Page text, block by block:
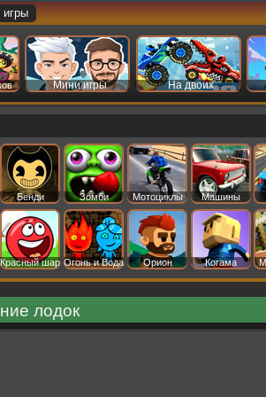
Мини игры На двоих
Бенди Зомби Мотоциклы Машины
Красный шар Огонь и Вода Орион Когама
лодок